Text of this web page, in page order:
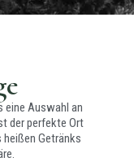
eine Auswahl an
der perfekte Ort
heißen Getränks